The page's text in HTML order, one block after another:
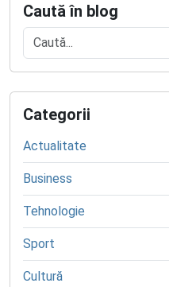
Caută în blog
Categorii
Actualitate
Business
Tehnologie
Sport
Cultură